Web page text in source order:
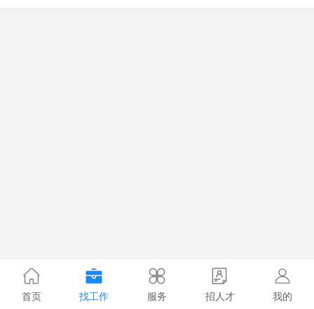
首页 找工作 服务 招人才 我的